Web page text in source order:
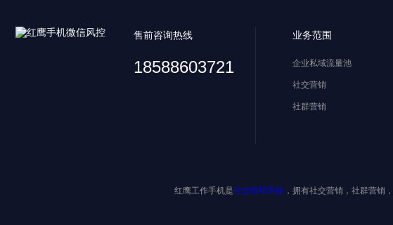
售前咨询热线
18588603721
业务范围
企业私域流量池
社交营销
社群营销
红鹰工作手机是社交营销系统 ，拥有社交营销，社群营销，